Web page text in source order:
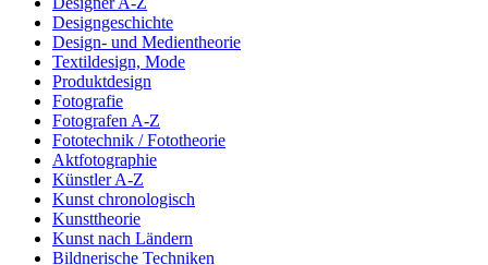
Designgeschichte
Design- und Medientheorie
Textildesign, Mode
Produktdesign
Fotografie
Fotografen A-Z
Fototechnik / Fototheorie
Aktfotographie
Künstler A-Z
Kunst chronologisch
Kunsttheorie
Kunst nach Ländern
Bildnerische Techniken